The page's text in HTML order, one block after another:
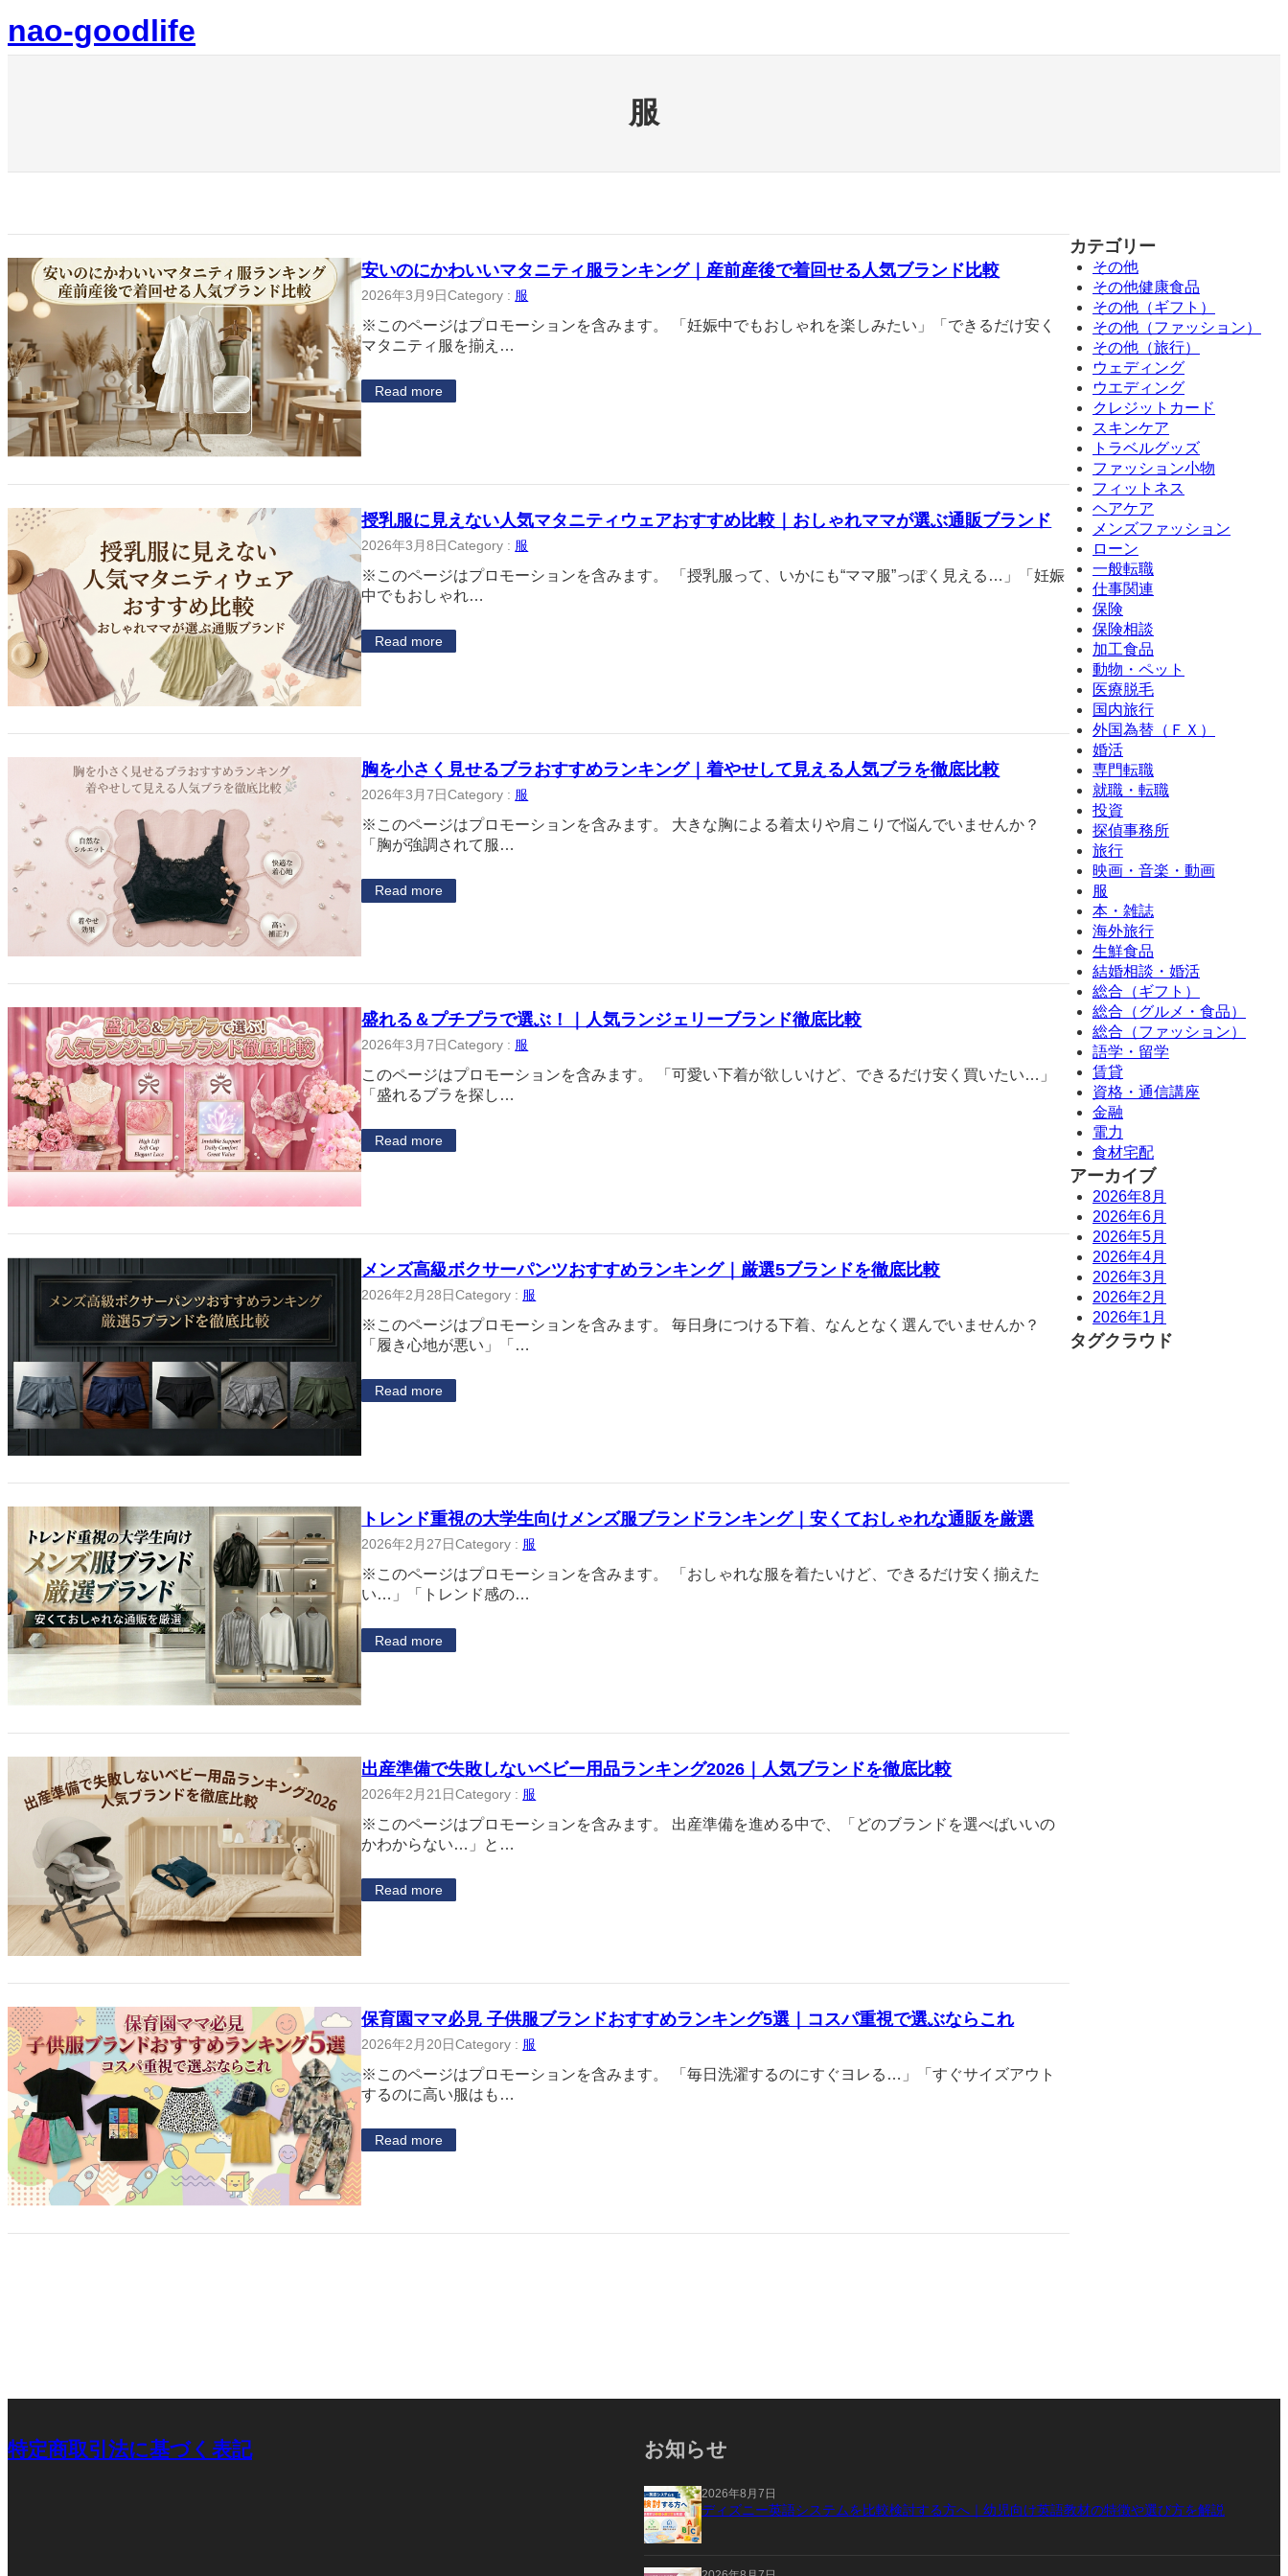
容
を
nao-goodlife
服
安いのにかわいいマタニティ服ランキング｜産前産後で着回せる人気ブランド比較
2026年3月9日Category : 服
※このページはプロモーションを含みます。 「妊娠中でもおしゃれを楽しみたい」「できるだけ安く
マタニティ服を揃え…
Read more
授乳服に見えない人気マタニティウェアおすすめ比較｜おしゃれママが選ぶ通販ブランド
2026年3月8日Category : 服
※このページはプロモーションを含みます。 「授乳服って、いかにも“ママ服”っぽく見える…」「妊娠
中でもおしゃれ…
Read more
胸を小さく見せるブラおすすめランキング｜着やせして見える人気ブラを徹底比較
2026年3月7日Category : 服
※このページはプロモーションを含みます。 大きな胸による着太りや肩こりで悩んでいませんか？
「胸が強調されて服…
Read more
盛れる＆プチプラで選ぶ！｜人気ランジェリーブランド徹底比較
2026年3月7日Category : 服
このページはプロモーションを含みます。 「可愛い下着が欲しいけど、できるだけ安く買いたい…」
「盛れるブラを探し…
Read more
メンズ高級ボクサーパンツおすすめランキング｜厳選5ブランドを徹底比較
2026年2月28日Category : 服
※このページはプロモーションを含みます。 毎日身につける下着、なんとなく選んでいませんか？
「履き心地が悪い」「…
Read more
トレンド重視の大学生向けメンズ服ブランドランキング｜安くておしゃれな通販を厳選
2026年2月27日Category : 服
※このページはプロモーションを含みます。 「おしゃれな服を着たいけど、できるだけ安く揃えた
い…」「トレンド感の…
Read more
出産準備で失敗しないベビー用品ランキング2026｜人気ブランドを徹底比較
2026年2月21日Category : 服
※このページはプロモーションを含みます。 出産準備を進める中で、「どのブランドを選べばいいの
かわからない…」と…
Read more
保育園ママ必見 子供服ブランドおすすめランキング5選｜コスパ重視で選ぶならこれ
2026年2月20日Category : 服
※このページはプロモーションを含みます。 「毎日洗濯するのにすぐヨレる…」「すぐサイズアウト
するのに高い服はも…
Read more
カテゴリー
その他
その他健康食品
その他（ギフト）
その他（ファッション）
その他（旅行）
ウェディング
ウエディング
クレジットカード
スキンケア
トラベルグッズ
ファッション小物
フィットネス
ヘアケア
メンズファッション
ローン
一般転職
仕事関連
保険
保険相談
加工食品
動物・ペット
医療脱毛
国内旅行
外国為替（ＦＸ）
婚活
専門転職
就職・転職
投資
探偵事務所
旅行
映画・音楽・動画
服
本・雑誌
海外旅行
生鮮食品
結婚相談・婚活
総合（ギフト）
総合（グルメ・食品）
総合（ファッション）
語学・留学
賃貸
資格・通信講座
金融
電力
食材宅配
アーカイブ
2026年8月
2026年6月
2026年5月
2026年4月
2026年3月
2026年2月
2026年1月
タグクラウド
特定商取引法に基づく表記 お知らせ
2026年8月7日
ディズニー英語システムを比較検討する方へ｜幼児向け英語教材の特徴や選び方を解説